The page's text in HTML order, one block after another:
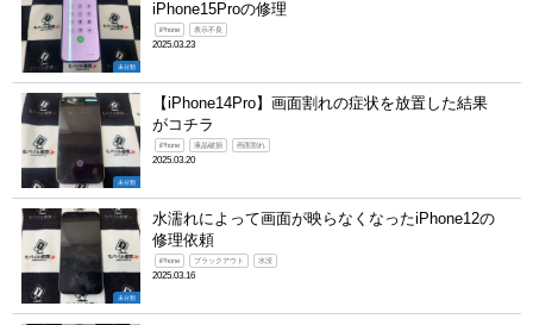
未分類
iPhone15Proの修理
iPhone 表示不良
2025.03.23
未分類
【iPhone14Pro】画面割れの症状を放置した結果
がコチラ
iPhone 液晶破損 画面割れ
2025.03.20
未分類
水濡れによって画面が映らなくなったiPhone12の
修理依頼
iPhone ブラックアウト 水没
2025.03.16